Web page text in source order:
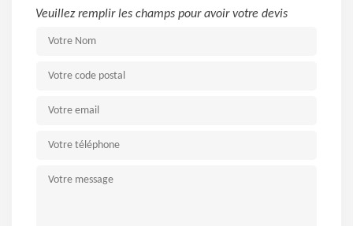
Veuillez remplir les champs pour avoir votre devis